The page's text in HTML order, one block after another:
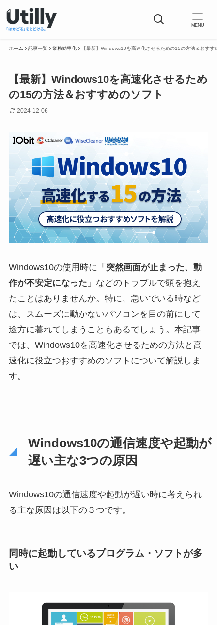
MENU
ホーム 記事一覧 業務効率化 【最新】Windows10を高速化させるための15の方法＆おすす
【最新】Windows10を高速化させるため
の15の方法＆おすすめのソフト
2024-12-06
Windows10の使用時に 「突然画面が止まった、動
作が不安定になった」 などのトラブルで頭を抱え
たことはありませんか。特に、急いでいる時など
は、スムーズに動かないパソコンを目の前にして
途方に暮れてしまうこともあるでしょう。本記事
では、Windows10を高速化させるための方法と高
速化に役立つおすすめのソフトについて解説しま
す。
Windows10の通信速度や起動が
遅い主な3つの原因
Windows10の通信速度や起動が遅い時に考えられ
る主な原因は以下の３つです。
同時に起動しているプログラム・ソフトが多
い